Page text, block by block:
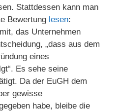
Stattdessen kann man
Bewertung lesen:
das Unternehmen
„dass aus dem
eines
Es sehe seine
Da der EuGH dem
gewisse
habe, bleibe die